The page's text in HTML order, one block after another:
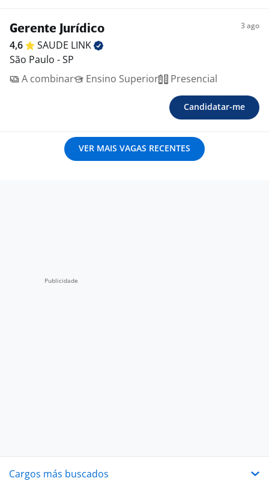
Gerente Jurídico 3 ago
4,6 SAUDE LINK
São Paulo - SP
A combinar
Ensino Superior Presencial
Candidatar-me
VER MAIS VAGAS RECENTES
Cargos más buscados